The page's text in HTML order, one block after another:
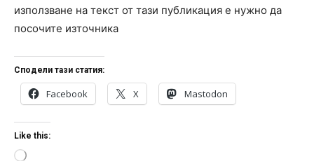
използване на текст от тази публикация е нужно да
посочите източника
Сподели тази статия:
Facebook X Mastodon
Like this:
L